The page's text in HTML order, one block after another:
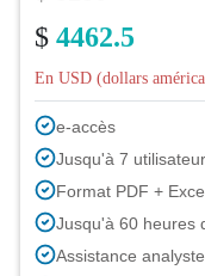
$ 4462.5
En USD (dollars
e-accès
Jusqu'à 7
Format PDF +
Jusqu'à 60 heures
Assistance